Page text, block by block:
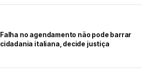
Falha no agendamento não pode barrar
cidadania italiana, decide justiça